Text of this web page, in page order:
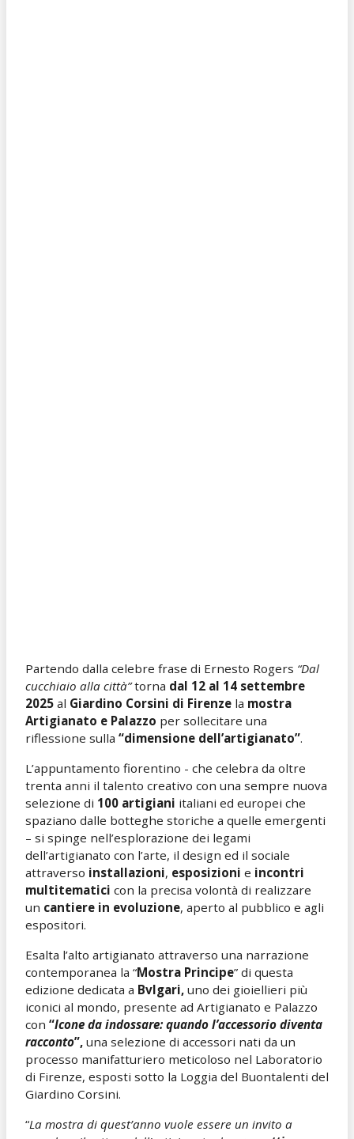
Partendo dalla celebre frase di Ernesto Rogers “Dal
cucchiaio alla città”torna dal 12 al 14 settembre
2025 al Giardino Corsini di Firenze la mostra
Artigianato e Palazzo per sollecitare una
riflessione sulla “dimensione dell’artigianato”.
L’appuntamento fiorentino - che celebra da oltre
trenta anni il talento creativo con una sempre nuova
selezione di 100 artigiani italiani ed europei che
spaziano dalle botteghe storiche a quelle emergenti
– si spinge nell’esplorazione dei legami
dell’artigianato con l’arte, il design ed il sociale
attraverso installazioni, esposizioni e incontri
multitematici con la precisa volontà di realizzare
un cantiere in evoluzione, aperto al pubblico e agli
espositori.
Esalta l’alto artigianato attraverso una narrazione
contemporanea la “Mostra Principe” di questa
edizione dedicata a Bvlgari, uno dei gioiellieri più
iconici al mondo, presente ad Artigianato e Palazzo
con “Icone da indossare: quando l’accessorio diventa
racconto”, una selezione di accessori nati da un
processo manifatturiero meticoloso nel Laboratorio
di Firenze, esposti sotto la Loggia del Buontalenti del
Giardino Corsini.
“La mostra di quest’anno vuole essere un invito a